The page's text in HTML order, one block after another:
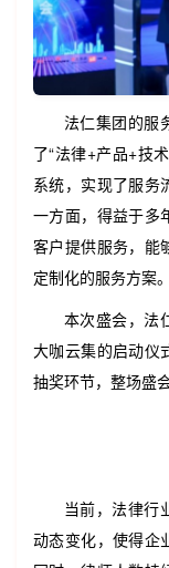
法仁集团的服
了“法律+产品+技
系统，实现了服务
一方面，得益于多
客户提供服务，能
定制化的服务方案。
本次盛会，法
大咖云集的启动仪
抽奖环节，整场盛
当前，法律行
动态变化，使得企